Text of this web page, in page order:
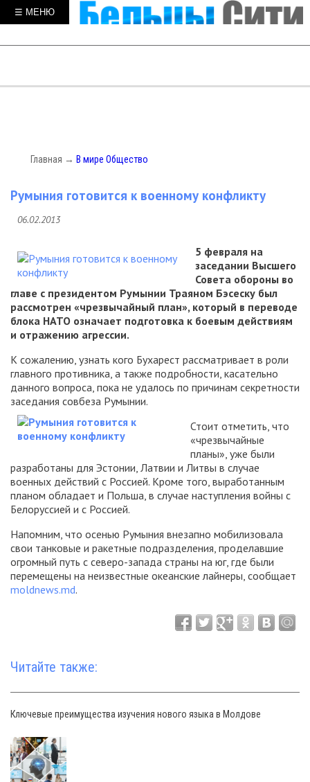
☰ МЕНЮ
Главная → В мире Общество
Румыния готовится к военному конфликту
06.02.2013
5 февраля на
заседании Высшего
Совета обороны во
главе с президентом Румынии Траяном Бэсеску был
рассмотрен «чрезвычайный план», который в переводе
блока НАТО означает подготовка к боевым действиям
и отражению агрессии.
К сожалению, узнать кого Бухарест рассматривает в роли
главного противника, а также подробности, касательно
данного вопроса, пока не удалось по причинам секретности
заседания совбеза Румынии.
Стоит отметить, что
«чрезвычайные
планы», уже были
разработаны для Эстонии, Латвии и Литвы в случае
военных действий с Россией. Кроме того, выработанным
планом обладает и Польша, в случае наступления войны с
Белоруссией и с Россией.
Напомним, что осенью Румыния внезапно мобилизовала
свои танковые и ракетные подразделения, проделавшие
огромный путь с северо-запада страны на юг, где были
перемещены на неизвестные океанские лайнеры, сообщает
moldnews.md.
Читайте также:
Ключевые преимущества изучения нового языка в Молдове